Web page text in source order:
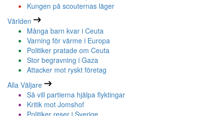
Kungen på scouternas läger
Världen
Många barn kvar i Ceuta
Varning för värme i Europa
Politiker pratade om Ceuta
Stor begravning i Gaza
Attacker mot ryskt företag
Alla Väljare
Så vill partierna hjälpa flyktingar
Kritik mot Jomshof